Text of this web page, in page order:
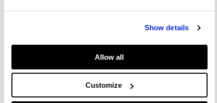
Show details
Allow all
Customize